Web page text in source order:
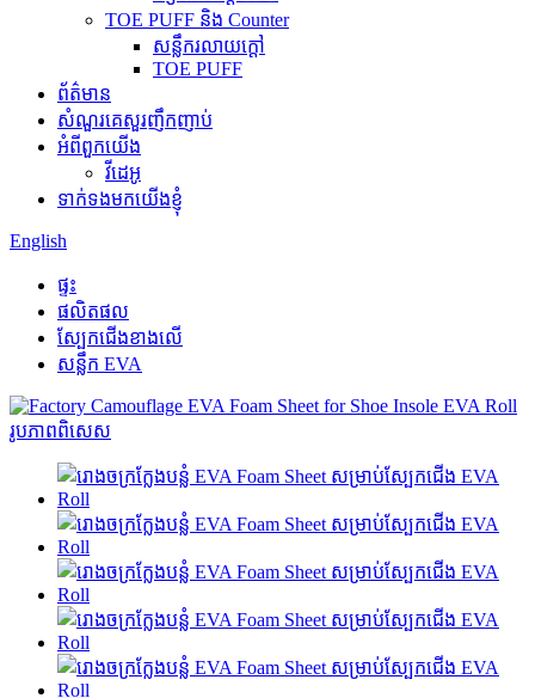
TOE PUFF និង Counter
សន្លឹករលាយក្តៅ
TOE PUFF
ព័ត៌មាន
សំណួរគេសួរញឹកញាប់
អំពីពួកយើង
វីដេអូ
ទាក់ទងមកយើងខ្ញុំ
English
ផ្ទះ
ផលិតផល
ស្បែកជើងខាងលើ
សន្លឹក EVA